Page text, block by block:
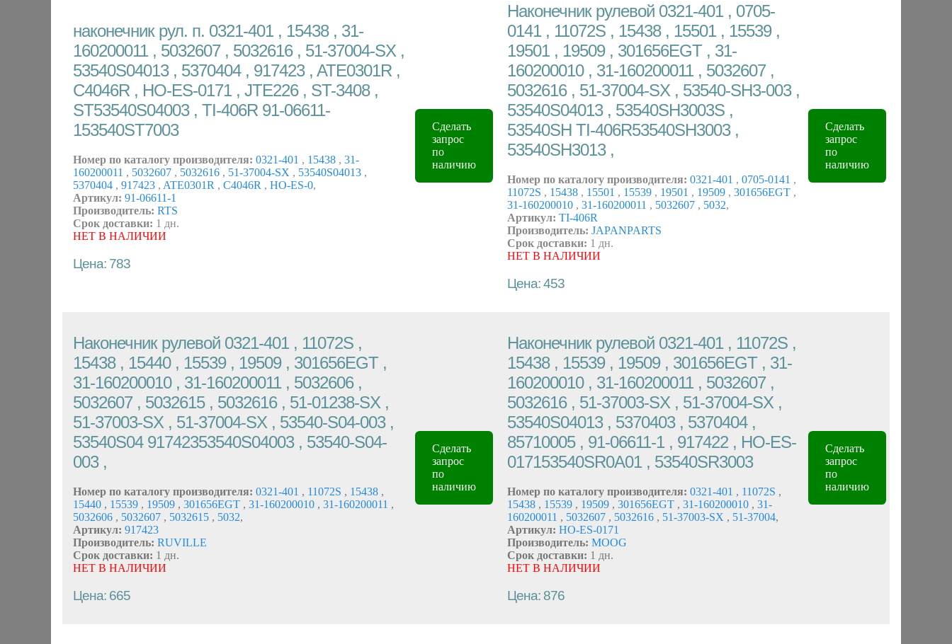
наконечник рул. п. 0321-401 , 15438 , 31-
160200011 , 5032607 , 5032616 , 51-37004-SX ,
53540S04013 , 5370404 , 917423 , ATE0301R ,
C4046R , HO-ES-0171 , JTE226 , ST-3408 ,
ST53540S04003 , TI-406R 91-06611-
153540ST7003
Номер по каталогу производителя: 0321-401 , 15438 , 31-
160200011 , 5032607 , 5032616 , 51-37004-SX , 53540S04013 ,
5370404 , 917423 , ATE0301R , C4046R , HO-ES-0,
Артикул: 91-06611-1
Производитель: RTS
Срок доставки: 1 дн.
НЕТ В НАЛИЧИИ
Цена: 783
Сделать
запрос
по
наличию
Наконечник рулевой 0321-401 , 0705-
0141 , 11072S , 15438 , 15501 , 15539 ,
19501 , 19509 , 301656EGT , 31-
160200010 , 31-160200011 , 5032607 ,
5032616 , 51-37004-SX , 53540-SH3-003 ,
53540S04013 , 53540SH3003S ,
53540SH TI-406R53540SH3003 ,
53540SH3013 ,
Номер по каталогу производителя: 0321-401 , 0705-0141 ,
11072S , 15438 , 15501 , 15539 , 19501 , 19509 , 301656EGT ,
31-160200010 , 31-160200011 , 5032607 , 5032,
Артикул: TI-406R
Производитель: JAPANPARTS
Срок доставки: 1 дн.
НЕТ В НАЛИЧИИ
Цена: 453
Сделать
запрос
по
наличию
Наконечник рулевой 0321-401 , 11072S ,
15438 , 15440 , 15539 , 19509 , 301656EGT ,
31-160200010 , 31-160200011 , 5032606 ,
5032607 , 5032615 , 5032616 , 51-01238-SX ,
51-37003-SX , 51-37004-SX , 53540-S04-003 ,
53540S04 91742353540S04003 , 53540-S04-
003 ,
Номер по каталогу производителя: 0321-401 , 11072S , 15438 ,
15440 , 15539 , 19509 , 301656EGT , 31-160200010 , 31-160200011 ,
5032606 , 5032607 , 5032615 , 5032,
Артикул: 917423
Производитель: RUVILLE
Срок доставки: 1 дн.
НЕТ В НАЛИЧИИ
Цена: 665
Сделать
запрос
по
наличию
Наконечник рулевой 0321-401 , 11072S ,
15438 , 15539 , 19509 , 301656EGT , 31-
160200010 , 31-160200011 , 5032607 ,
5032616 , 51-37003-SX , 51-37004-SX ,
53540S04013 , 5370403 , 5370404 ,
85710005 , 91-06611-1 , 917422 , HO-ES-
017153540SR0A01 , 53540SR3003
Номер по каталогу производителя: 0321-401 , 11072S ,
15438 , 15539 , 19509 , 301656EGT , 31-160200010 , 31-
160200011 , 5032607 , 5032616 , 51-37003-SX , 51-37004,
Артикул: HO-ES-0171
Производитель: MOOG
Срок доставки: 1 дн.
НЕТ В НАЛИЧИИ
Цена: 876
Сделать
запрос
по
наличию